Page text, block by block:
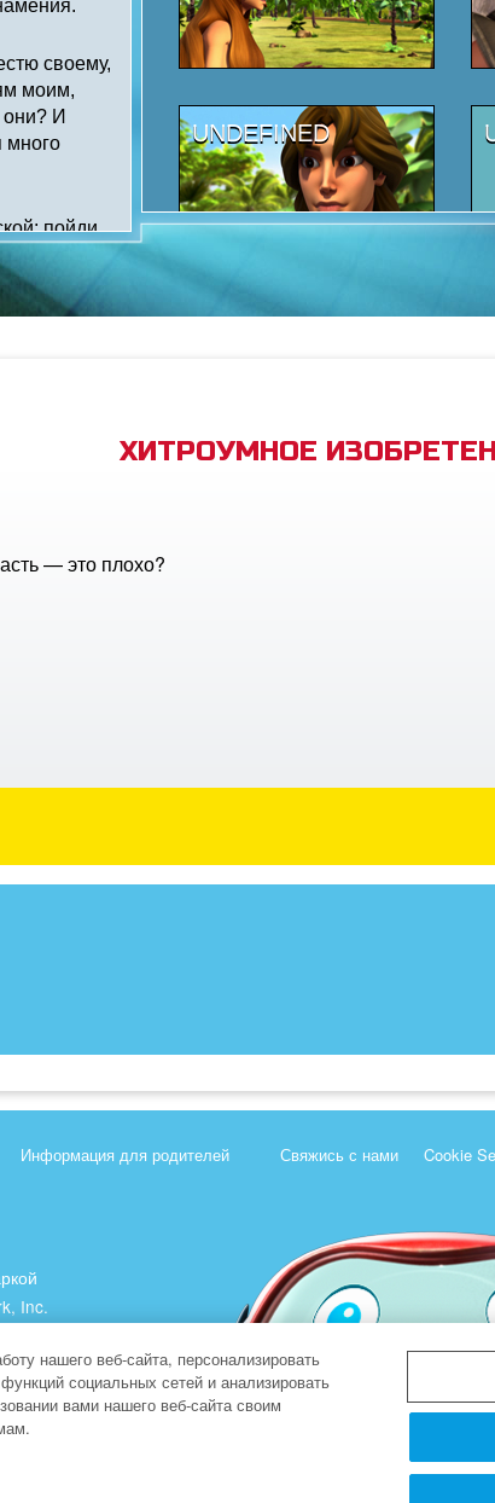
ХИТРОУМНОЕ
— это плохо?
Информация для родителей Свяжись с нами Cookie
Inc.
нашего веб-сайта, персонализировать
социальных сетей и анализировать
вами нашего веб-сайта своим